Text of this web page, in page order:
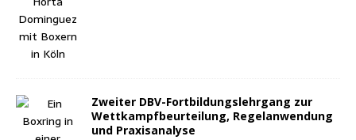
Zwei­ter DBV-Fort­bil­dungs­lehr­gang zur
Wett­kampf­be­ur­tei­lung, Regel­an­wen­dung
und Praxisanalyse